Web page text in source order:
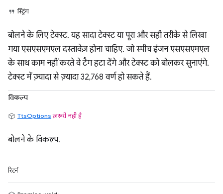
स्ट्रिंग
बोलने के लिए टेक्स्ट. यह सादा टेक्स्ट या पूरा और सही तरीके से लिखा
गया एसएसएमएल दस्तावेज़ होना चाहिए. जो स्पीच इंजन एसएसएमएल
के साथ काम नहीं करते वे टैग हटा देंगे और टेक्स्ट को बोलकर सुनाएंगे.
टेक्स्ट में ज़्यादा से ज़्यादा 32,768 वर्ण हो सकते हैं.
विकल्प
TtsOptions ज़रूरी नहीं है
बोलने के विकल्प.
रिटर्न